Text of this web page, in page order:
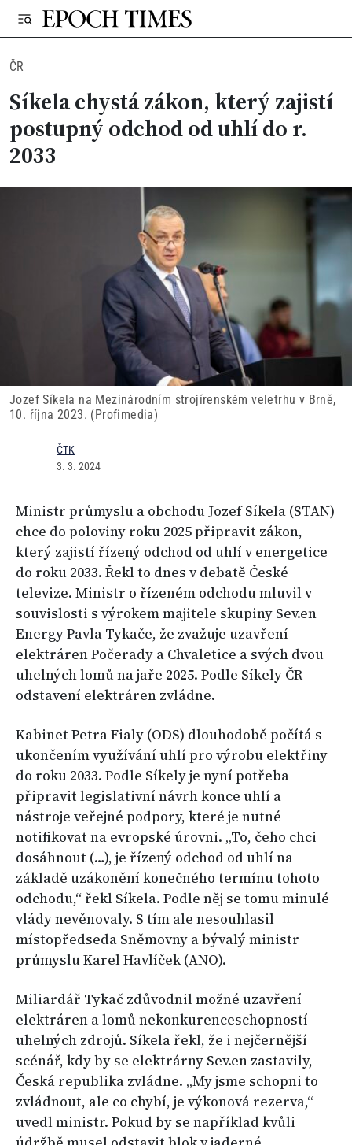
ČR
Síkela chystá zákon, který zajistí
postupný odchod od uhlí do r.
2033
Jozef Síkela na Mezinárodním strojírenském veletrhu v Brně,
10. října 2023. (Profimedia)
ČTK
3. 3. 2024
Ministr průmyslu a obchodu Jozef Síkela (STAN)
chce do poloviny roku 2025 připravit zákon,
který zajistí řízený odchod od uhlí v energetice
do roku 2033. Řekl to dnes v debatě České
televize. Ministr o řízeném odchodu mluvil v
souvislosti s výrokem majitele skupiny Sev.en
Energy Pavla Tykače, že zvažuje uzavření
elektráren Počerady a Chvaletice a svých dvou
uhelných lomů na jaře 2025. Podle Síkely ČR
odstavení elektráren zvládne.
Kabinet Petra Fialy (ODS) dlouhodobě počítá s
ukončením využívání uhlí pro výrobu elektřiny
do roku 2033. Podle Síkely je nyní potřeba
připravit legislativní návrh konce uhlí a
nástroje veřejné podpory, které je nutné
notifikovat na evropské úrovni. „To, čeho chci
dosáhnout (…), je řízený odchod od uhlí na
základě uzákonění konečného termínu tohoto
odchodu,“ řekl Síkela. Podle něj se tomu minulé
vlády nevěnovaly. S tím ale nesouhlasil
místopředseda Sněmovny a bývalý ministr
průmyslu Karel Havlíček (ANO).
Miliardář Tykač zdůvodnil možné uzavření
elektráren a lomů nekonkurenceschopností
uhelných zdrojů. Síkela řekl, že i nejčernější
scénář, kdy by se elektrárny Sev.en zastavily,
Česká republika zvládne. „My jsme schopni to
zvládnout, ale co chybí, je výkonová rezerva,“
uvedl ministr. Pokud by se například kvůli